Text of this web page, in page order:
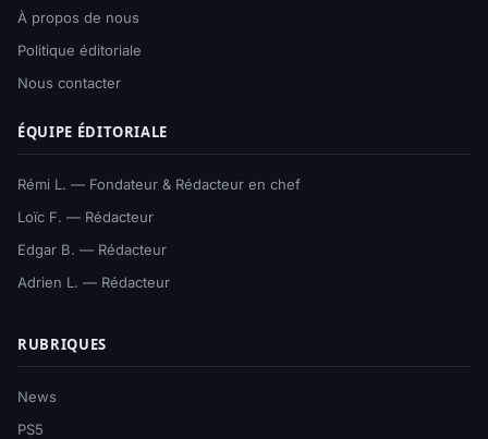
À propos de nous
Politique éditoriale
Nous contacter
ÉQUIPE ÉDITORIALE
Rémi L. — Fondateur & Rédacteur en chef
Loïc F. — Rédacteur
Edgar B. — Rédacteur
Adrien L. — Rédacteur
RUBRIQUES
News
PS5